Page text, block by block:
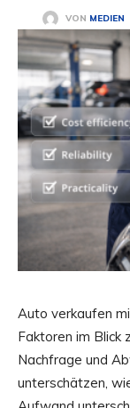
VON MEDIEN
Auto verkaufen
Faktoren im Blick
Nachfrage und
unterschätzen,